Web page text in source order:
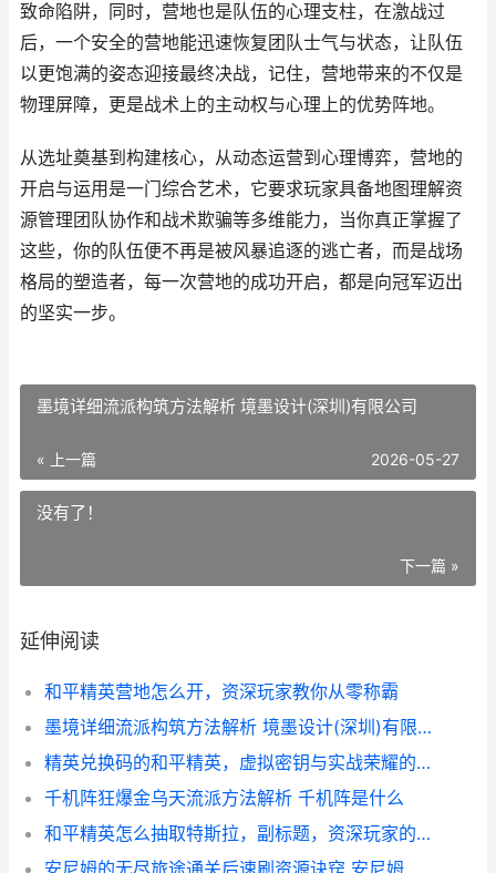
致命陷阱，同时，营地也是队伍的心理支柱，在激战过
后，一个安全的营地能迅速恢复团队士气与状态，让队伍
以更饱满的姿态迎接最终决战，记住，营地带来的不仅是
物理屏障，更是战术上的主动权与心理上的优势阵地。
从选址奠基到构建核心，从动态运营到心理博弈，营地的
开启与运用是一门综合艺术，它要求玩家具备地图理解资
源管理团队协作和战术欺骗等多维能力，当你真正掌握了
这些，你的队伍便不再是被风暴追逐的逃亡者，而是战场
格局的塑造者，每一次营地的成功开启，都是向冠军迈出
的坚实一步。
墨境详细流派构筑方法解析 境墨设计(深圳)有限公司
« 上一篇 2026-05-27
没有了！
下一篇 »
延伸阅读
和平精英营地怎么开，资深玩家教你从零称霸
墨境详细流派构筑方法解析 境墨设计(深圳)有限公司
精英兑换码的和平精英，虚拟密钥与实战荣耀的碰撞，副标题，一场由代码开启的战术博弈新篇
千机阵狂爆金乌天流派方法解析 千机阵是什么
和平精英怎么抽取特斯拉，副标题，资深玩家的心得与策略